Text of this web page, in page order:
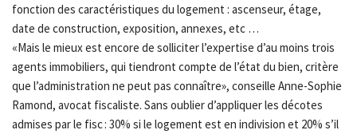
fonction des caractéristiques du logement : ascenseur, étage,
date de construction, exposition, annexes, etc …
«Mais le mieux est encore de solliciter l’expertise d’au moins trois
agents immobiliers, qui tiendront compte de l’état du bien, critère
que l’administration ne peut pas connaître», conseille Anne-Sophie
Ramond, avocat fiscaliste. Sans oublier d’appliquer les décotes
admises par le fisc : 30% si le logement est en indivision et 20% s’il